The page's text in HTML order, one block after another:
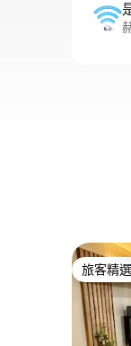
旅客精選
旅客精選